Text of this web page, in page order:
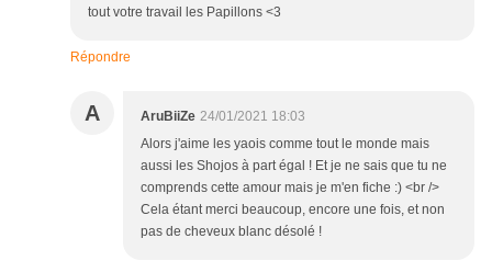
tout votre travail les Papillons <3
Répondre
A AruBiiZe 24/01/2021 18:03
Alors j'aime les yaois comme tout le monde mais
aussi les Shojos à part égal ! Et je ne sais que tu ne
comprends cette amour mais je m'en fiche :) <br />
Cela étant merci beaucoup, encore une fois, et non
pas de cheveux blanc désolé !